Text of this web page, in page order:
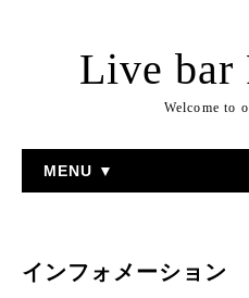
Live bar
Welcome to
MENU ▼
インフォメーション